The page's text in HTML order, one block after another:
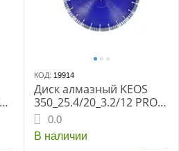
КОД: 19914
Диск алмазный KEOS
350_25.4/20_3.2/12 PRO
сегм. по бетону, жел/
бетону, граниту, камню,
кирпичу DBP02.350
0.0
В наличии